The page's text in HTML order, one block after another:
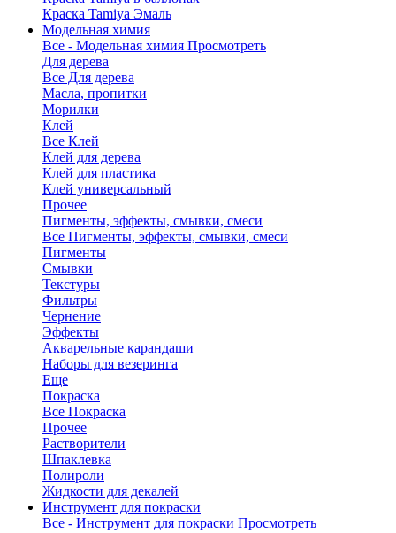
Краска Tamiya Эмаль
Модельная химия
Все - Модельная химия Просмотреть
Для дерева
Все Для дерева
Масла, пропитки
Морилки
Клей
Все Клей
Клей для дерева
Клей для пластика
Клей универсальный
Прочее
Пигменты, эффекты, смывки, смеси
Все Пигменты, эффекты, смывки, смеси
Пигменты
Смывки
Текстуры
Фильтры
Чернение
Эффекты
Акварельные карандаши
Наборы для везеринга
Еще
Покраска
Все Покраска
Прочее
Растворители
Шпаклевка
Полироли
Жидкости для декалей
Инструмент для покраски
Все - Инструмент для покраски Просмотреть